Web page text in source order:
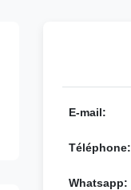
E-mail:
Téléphone:
Whatsapp: